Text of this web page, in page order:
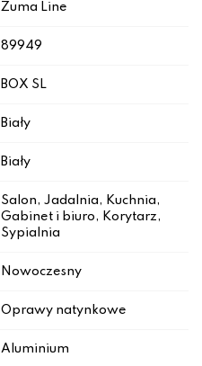
Zuma Line
89949
BOX SL
Biały
Biały
Salon, Jadalnia, Kuchnia,
Gabinet i biuro, Korytarz,
Sypialnia
Nowoczesny
Oprawy natynkowe
Aluminium